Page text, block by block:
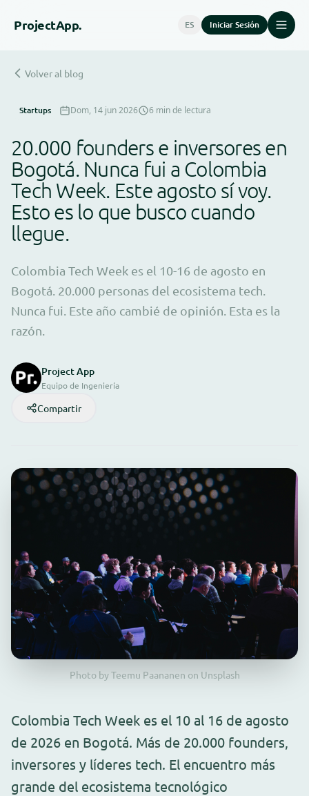
ProjectApp. ES Iniciar Sesión
Volver al blog
Startups Dom, 14 jun 2026 6 min de lectura
20.000 founders e inversores en
Bogotá. Nunca fui a Colombia
Tech Week. Este agosto sí voy.
Esto es lo que busco cuando
llegue.
Colombia Tech Week es el 10-16 de agosto en
Bogotá. 20.000 personas del ecosistema tech.
Nunca fui. Este año cambié de opinión. Esta es la
razón.
Project App
Equipo de Ingeniería
Compartir
Photo by Teemu Paananen on Unsplash
Colombia Tech Week es el 10 al 16 de agosto
de 2026 en Bogotá. Más de 20.000 founders,
inversores y líderes tech. El encuentro más
grande del ecosistema tecnológico